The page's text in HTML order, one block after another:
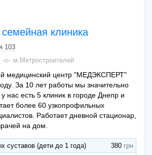
клиника
103
м.Метростроителей
медицинский центр "МЕДЭКСПЕРТ"
За 10 лет работы мы значительно
нас есть 5 клиник в городе Днепр и
более 60 узкопрофильных
Работает дневной стационар,
на дом.
суставов (дети до 1 года)
380